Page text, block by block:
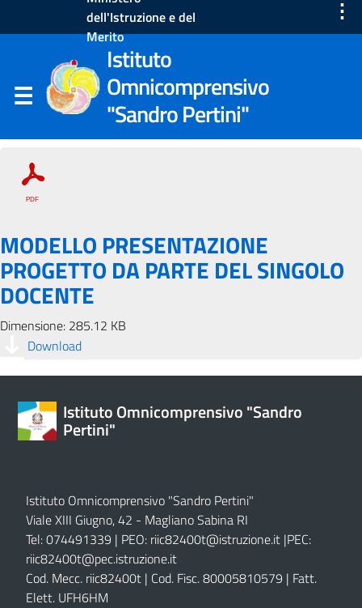
dell'Istruzione e del
Merito
⋮
Istituto
Omnicomprensivo
"Sandro Pertini"
MODELLO PRESENTAZIONE
PROGETTO DA PARTE DEL SINGOLO
DOCENTE
Dimensione: 285.12 KB
Download
Istituto Omnicomprensivo "Sandro
Pertini"
Istituto Omnicomprensivo "Sandro Pertini"
Viale XIII Giugno, 42 - Magliano Sabina RI
Tel: 074491339 | PEO: riic82400t@istruzione.it |PEC:
riic82400t@pec.istruzione.it
Cod. Mecc. riic82400t | Cod. Fisc. 80005810579 | Fatt.
Elett. UFH6HM